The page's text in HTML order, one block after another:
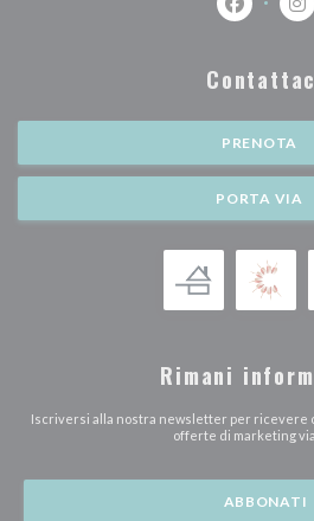
PRENOTA
PORTA VIA
Rimani
Iscriversi alla nostra newsletter per ricevere
offerte di marketing
ABBONATI